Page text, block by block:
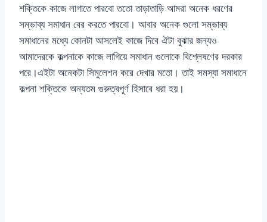
শক্তিকে কাজে লাগাতে পারবো ততো তাড়াতাড়ি আমরা অনেক ধরণের
সম্ভাব্য সমাধান বের করতে পারবো। আবার অনেক গুলো সম্ভাব্য
সমাধানের মধ্যে কোনটা আসলেই কাজে দিবে ঐটা বুঝার জন্যও
আমাদেরকে কল্পনাকে কাজে লাগিয়ে সমাধান গুলোকে বিশ্লেষণের দরকার
পরে।এইটা অনেকটা সিমুলেশন করে দেখার মতো। তাই সমস্যা সমাধানে
কল্পনা শক্তিকে অন্যতম গুরুত্বপূর্ণ হিসাবে ধরা হয়।